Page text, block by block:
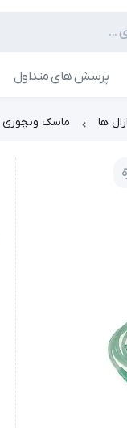
پرسش های متداول
ها ماسک ونچوری